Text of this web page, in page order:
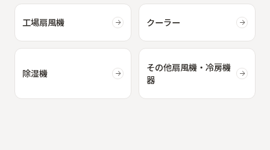
工場扇風機 クーラー
除湿機
その他扇風機・冷房機
器